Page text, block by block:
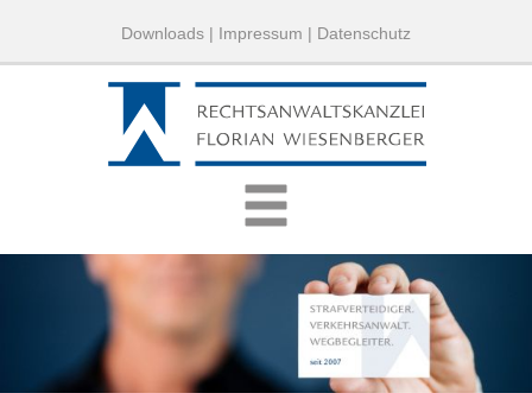
Downloads | Impressum | Datenschutz